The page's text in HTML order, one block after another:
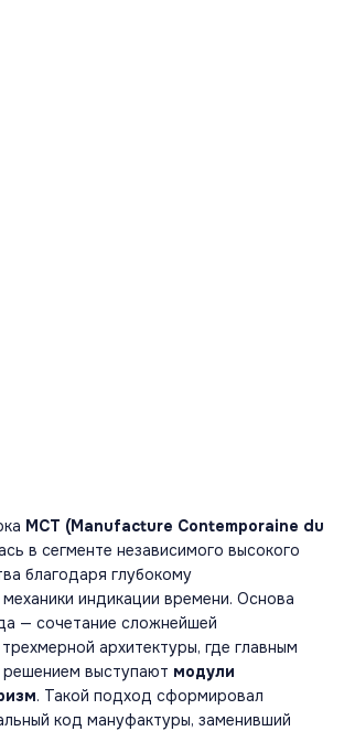
MCT (Manufacture Contemporaine du
в сегменте независимого высокого
благодаря глубокому
индикации времени. Основа
— сочетание сложнейшей
архитектуры, где главным
решением выступают модули
. Такой подход сформировал
код мануфактуры, заменивший